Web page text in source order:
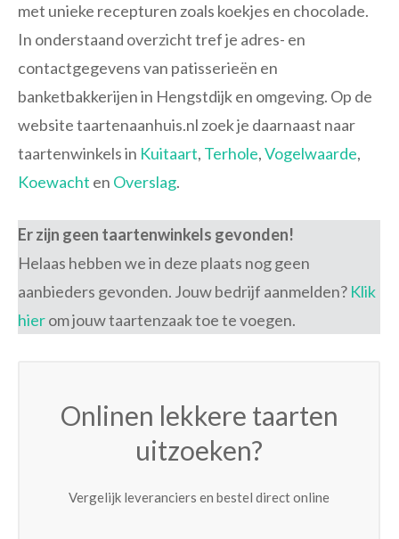
met unieke recepturen zoals koekjes en chocolade.
In onderstaand overzicht tref je adres- en
contactgegevens van patisserieën en
banketbakkerijen in Hengstdijk en omgeving. Op de
website taartenaanhuis.nl zoek je daarnaast naar
taartenwinkels in Kuitaart, Terhole,Vogelwaarde,
Koewacht en Overslag.
Er zijn geen taartenwinkels gevonden!
Helaas hebben we in deze plaats nog geen
aanbieders gevonden. Jouw bedrijf aanmelden? Klik
hierom jouw taartenzaak toe te voegen.
Onlinen lekkere taarten
uitzoeken?
Vergelijk leveranciers en bestel direct online